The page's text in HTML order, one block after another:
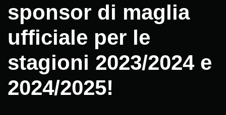
sponsor di maglia
ufficiale per le
stagioni 2023/2024 e
2024/2025!